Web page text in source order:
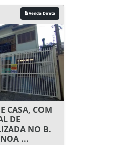
Venda Direta
CASA, COM
DE
NO B.
...